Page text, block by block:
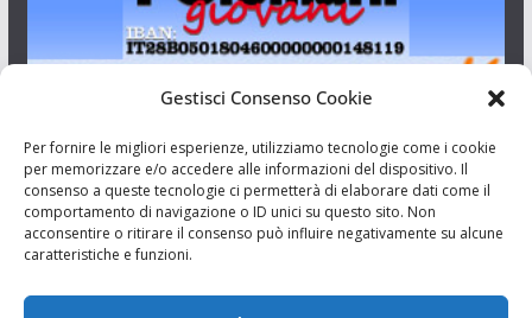
Gestisci Consenso Cookie
Per fornire le migliori esperienze, utilizziamo tecnologie come i cookie
per memorizzare e/o accedere alle informazioni del dispositivo. Il
consenso a queste tecnologie ci permetterà di elaborare dati come il
comportamento di navigazione o ID unici su questo sito. Non
acconsentire o ritirare il consenso può influire negativamente su alcune
caratteristiche e funzioni.
Aut. del tribunale di Catania n.23/2011 del 20/09/2011 Dir.
Resp. Riccardo Orioles.
Associazione Culturale I Siciliani Giovani